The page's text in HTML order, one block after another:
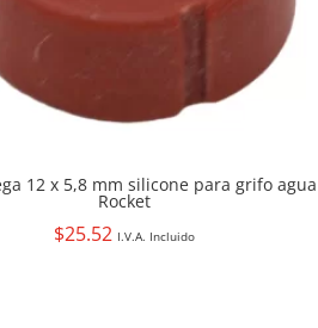
12 x 5,8 mm silicone para grifo agua
Rocket
$25.52 I.V.A. Incluido